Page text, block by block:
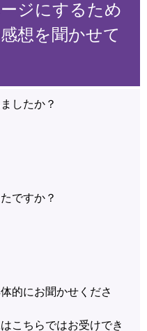
ジにするため
想を聞かせて
したか？
ですか？
的にお聞かせくださ
こちらではお受けでき